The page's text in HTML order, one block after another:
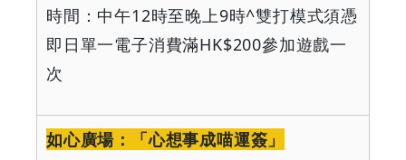
時間：中午12時至晚上9時^雙打模式須憑
即日單一電子消費滿HK$200參加遊戲一
次
如心廣場：「心想事成喵運簽」